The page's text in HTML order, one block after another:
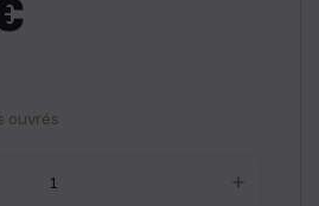
ouvrés